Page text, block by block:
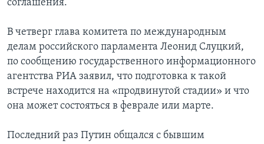
соглашения.
В четверг глава комитета по международным
делам российского парламента Леонид Слуцкий,
по сообщению государственного информационного
агентства РИА заявил, что подготовка к такой
встрече находится на «продвинутой стадии» и что
она может состояться в феврале или марте.
Последний раз Путин общался с бывшим